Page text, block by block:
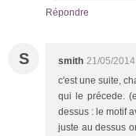
Répondre
S smith 21/05/
c'est une suite,
qui le précede.
dessus : le motif
juste au dessus